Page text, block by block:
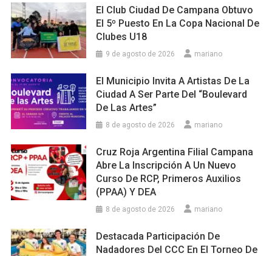
El Club Ciudad De Campana Obtuvo
El 5º Puesto En La Copa Nacional De
Clubes U18
9 de agosto de 2026 mariano
El Municipio Invita A Artistas De La
Ciudad A Ser Parte Del “Boulevard
De Las Artes”
8 de agosto de 2026 mariano
Cruz Roja Argentina Filial Campana
Abre La Inscripción A Un Nuevo
Curso De RCP, Primeros Auxilios
(PPAA) Y DEA
8 de agosto de 2026 mariano
Destacada Participación De
Nadadores Del CCC En El Torneo De